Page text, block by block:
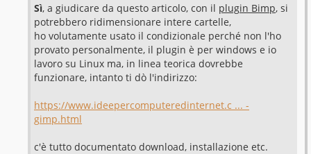
Sì, a giudicare da questo articolo, con il plugin Bimp, si
potrebbero ridimensionare intere cartelle,
ho volutamente usato il condizionale perché non l'ho
provato personalmente, il plugin è per windows e io
lavoro su Linux ma, in linea teorica dovrebbe
funzionare, intanto ti dò l'indirizzo:
https://www.ideepercomputeredinternet.c ... -
gimp.html
c'è tutto documentato download, installazione etc.